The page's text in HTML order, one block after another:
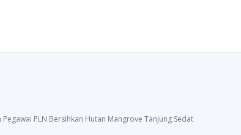
PLN Bersihkan Hutan Mangrove Tanjung Sedat